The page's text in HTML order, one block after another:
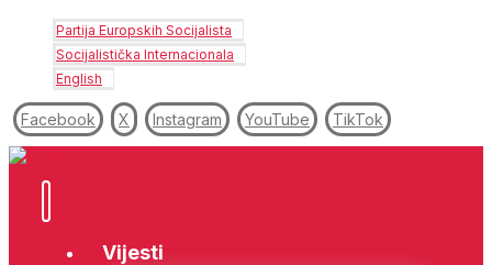
Partija Europskih Socijalista
Socijalistička Internacionala
English
Facebook X Instagram YouTube TikTok
Vijesti